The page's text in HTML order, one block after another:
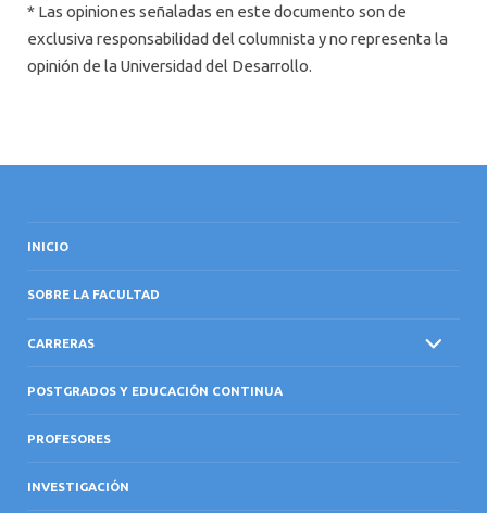
* Las opiniones señaladas en este documento son de
exclusiva responsabilidad del columnista y no representa la
opinión de la Universidad del Desarrollo.
INICIO
SOBRE LA FACULTAD
CARRERAS
POSTGRADOS Y EDUCACIÓN CONTINUA
PROFESORES
INVESTIGACIÓN